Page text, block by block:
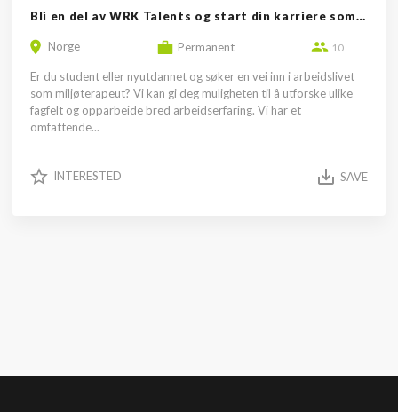
Bli en del av WRK Talents og start din karriere som miljøterapeut
Norge Permanent 10
Er du student eller nyutdannet og søker en vei inn i arbeidslivet
som miljøterapeut? Vi kan gi deg muligheten til å utforske ulike
fagfelt og opparbeide bred arbeidserfaring. Vi har et
omfattende...
INTERESTED SAVE